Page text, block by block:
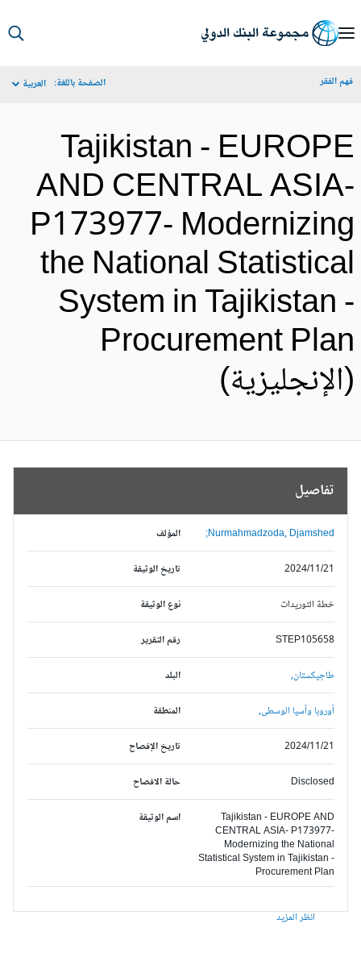
الفقر الصفحة باللغة: العربية
Tajikistan -
AND CENTRAL
P173977-
the National
System in Tajikistan
Procurement
تفاصيل
المؤلف Nurmahmadzoda, Djamshed;
تاريخ الوثيقة 2024/11/21
نوع الوثيقة خطة التوريدات
رقم التقرير STEP105658
البلد طاجيكستان,
المنطقة أوروبا وآسيا الوسطى,
تاريخ الإفصاح 2024/11/21
حالة الافصاح Disclosed
اسم الوثيقة
Tajikistan - EUROPE AND
CENTRAL ASIA- P173977-
Modernizing the National
Statistical System in Tajikistan -
Procurement Plan
انظر المزيد